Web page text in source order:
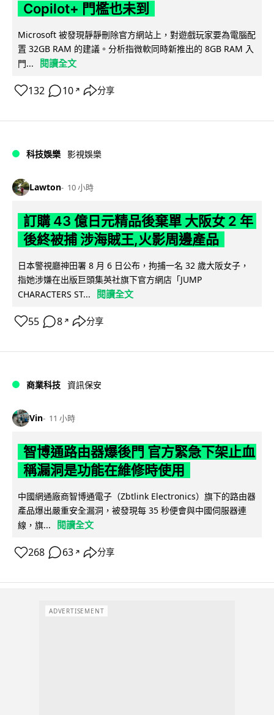
Copilot+ 門檻也未到
Microsoft 被發現靜靜刪除官方網站上，對遊戲玩家要為電腦配
置 32GB RAM 的建議。分析指微軟同時新推出的 8GB RAM 入
門...
閱讀全文
132 10 ↗ 分享
科技娛樂 影視娛樂
Lawton 10 小時
訂購 43 億日元精品後棄單 大阪女 2 年
後終被捕 涉海賊王,火影周邊產品
日本警視廳神田署 8 月 6 日公布，拘捕一名 32 歲大阪女子，
指她涉嫌在出版巨頭集英社旗下官方網店「JUMP
CHARACTERS ST...
閱讀全文
55 8 ↗ 分享
商業科技 資訊保安
Vin 11 小時
智博通路由器爆後門 官方緊急下架止血
稱漏洞是功能在維修時使用
中國網通廠商智博通電子（Zbtlink Electronics）旗下的路由器
產品爆出嚴重安全漏洞，被發現每 35 秒便會與中國伺服器連
線，旗...
閱讀全文
268 63 ↗ 分享
ADVERTISEMENT